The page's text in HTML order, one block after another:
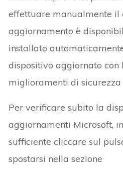
effettuare manualmente il
aggiornamento è
installato
dispositivo aggiornato con
miglioramenti di sicurezza
Per verificare subito la
aggiornamenti Microsoft,
sufficiente cliccare sul
spostarsi nella sezione